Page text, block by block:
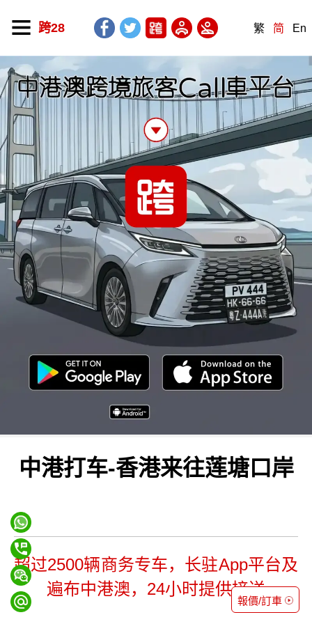
跨28 繁 简 En
中港打车-香港来往莲塘口岸
超过2500辆商务专车，长驻App平台及
遍布中港澳，24小时提供接送
報價/訂車